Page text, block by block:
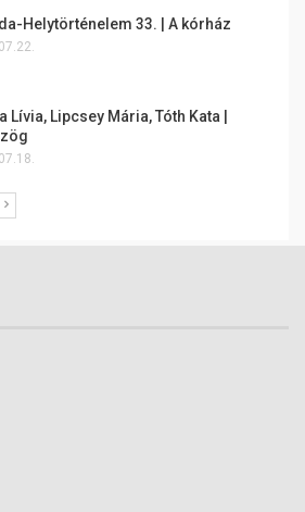
Helytörténelem 33. | A kórház
Lívia, Lipcsey Mária, Tóth Kata |